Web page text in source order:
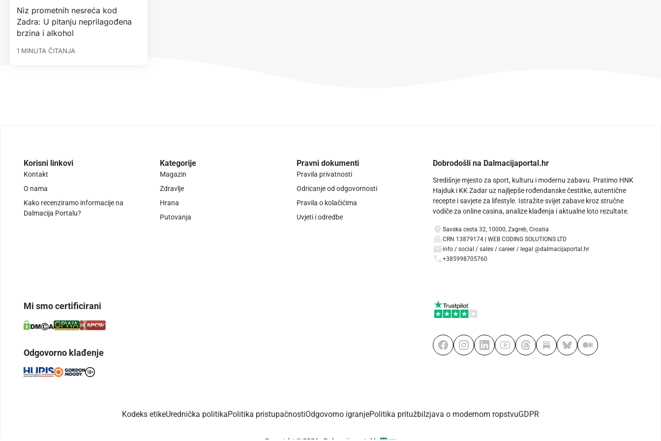
Niz prometnih nesreća kod
Zadra: U pitanju neprilagođena
brzina i alkohol
1 MINUTA ČITANJA
Korisni linkovi
Kontakt
O nama
Kako recenziramo informacije na
Dalmacija Portalu?
Kategorije
Magazin
Zdravlje
Hrana
Putovanja
Pravni dokumenti
Pravila privatnosti
Odricanje od odgovornosti
Pravila o kolačićima
Uvjeti i odredbe
Dobrodošli na Dalmacijaportal.hr
Središnje mjesto za sport, kulturu i modernu zabavu. Pratimo HNK
Hajduk i KK Zadar uz najljepše rođendanske čestitke, autentične
recepte i savjete za lifestyle. Istražite svijet zabave kroz stručne
vodiče za online casina, analize klađenja i aktualne loto rezultate.
Savska cesta 32, 10000, Zagreb, Croatia
CRN 13879174 | WEB CODING SOLUTIONS LTD
info / social / sales / career / legal @dalmacijaportal.hr
+385998705760
Mi smo certificirani
Odgovorno klađenje
Kodeks etikeUrednička politikaPolitika pristupačnostiOdgovorno igranjePolitika pritužbi Izjava o modernom ropstvuGDPR